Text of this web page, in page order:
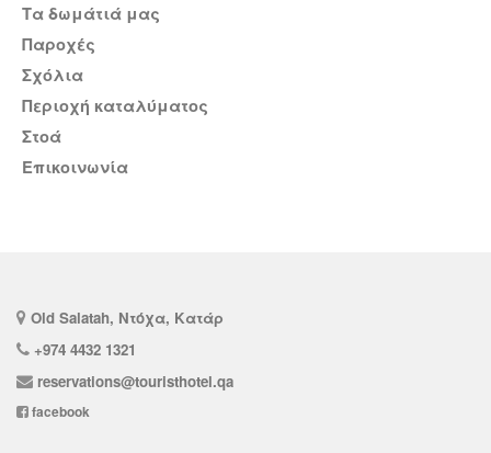
Τα δωμάτιά μας
Παροχές
σχόλια
Περιοχή καταλύματος
Στοά
Επικοινωνία
Old Salatah, Ντόχα, Κατάρ
+974 4432 1321
reservations@touristhotel.qa
facebook